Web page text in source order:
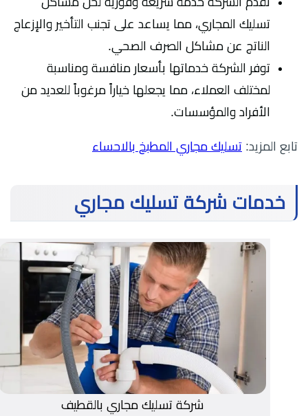
تسليك المجاري، مما يساعد على تجنب التأخير والإزعاج
الناتج عن مشاكل الصرف الصحي.
توفر الشركة خدماتها بأسعار منافسة ومناسبة
لمختلف العملاء، مما يجعلها خياراً مرغوباً للعديد من
الأفراد والمؤسسات.
تابع المزيد:تسليك مجاري المطبخ بالاحساء
خدمات شركة تسليك مجاري
شركة تسليك مجاري بالقطيف